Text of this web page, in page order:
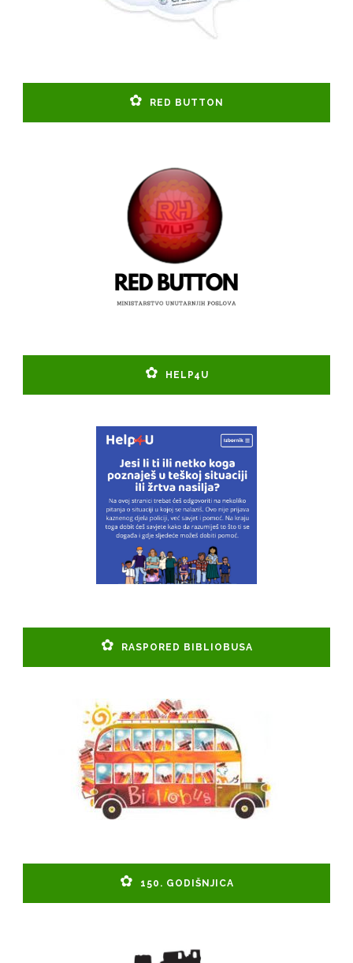
RED BUTTON
HELP4U
RASPORED BIBLIOBUSA
150. GODIŠNJICA